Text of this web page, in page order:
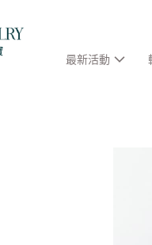
最新活動